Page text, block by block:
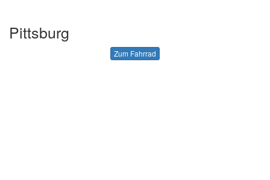
Pittsburg
Zum Fahrrad